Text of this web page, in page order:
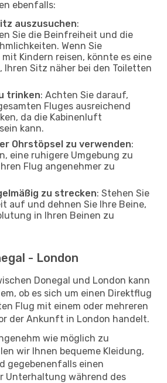
ebenfalls:
auszusuchen:
Sie die Beinfreiheit und die
Wenn Sie
mit Kindern reisen, könnte es eine
Ihren Sitz näher bei den Toiletten
trinken: Achten Sie darauf,
Fluges ausreichend
da die Kabinenluft
kann.
Ohrstöpsel zu verwenden:
eine ruhigere Umgebung zu
Flug angenehmer zu
zu strecken: Stehen Sie
auf und dehnen Sie Ihre Beine,
in Ihren Beinen zu
- London
Donegal und London kann
ob es sich um einen Direktflug
Flug mit einem oder mehreren
der Ankunft in London handelt.
wie möglich zu
wir Ihnen bequeme Kleidung,
gegebenenfalls einen
Unterhaltung während des